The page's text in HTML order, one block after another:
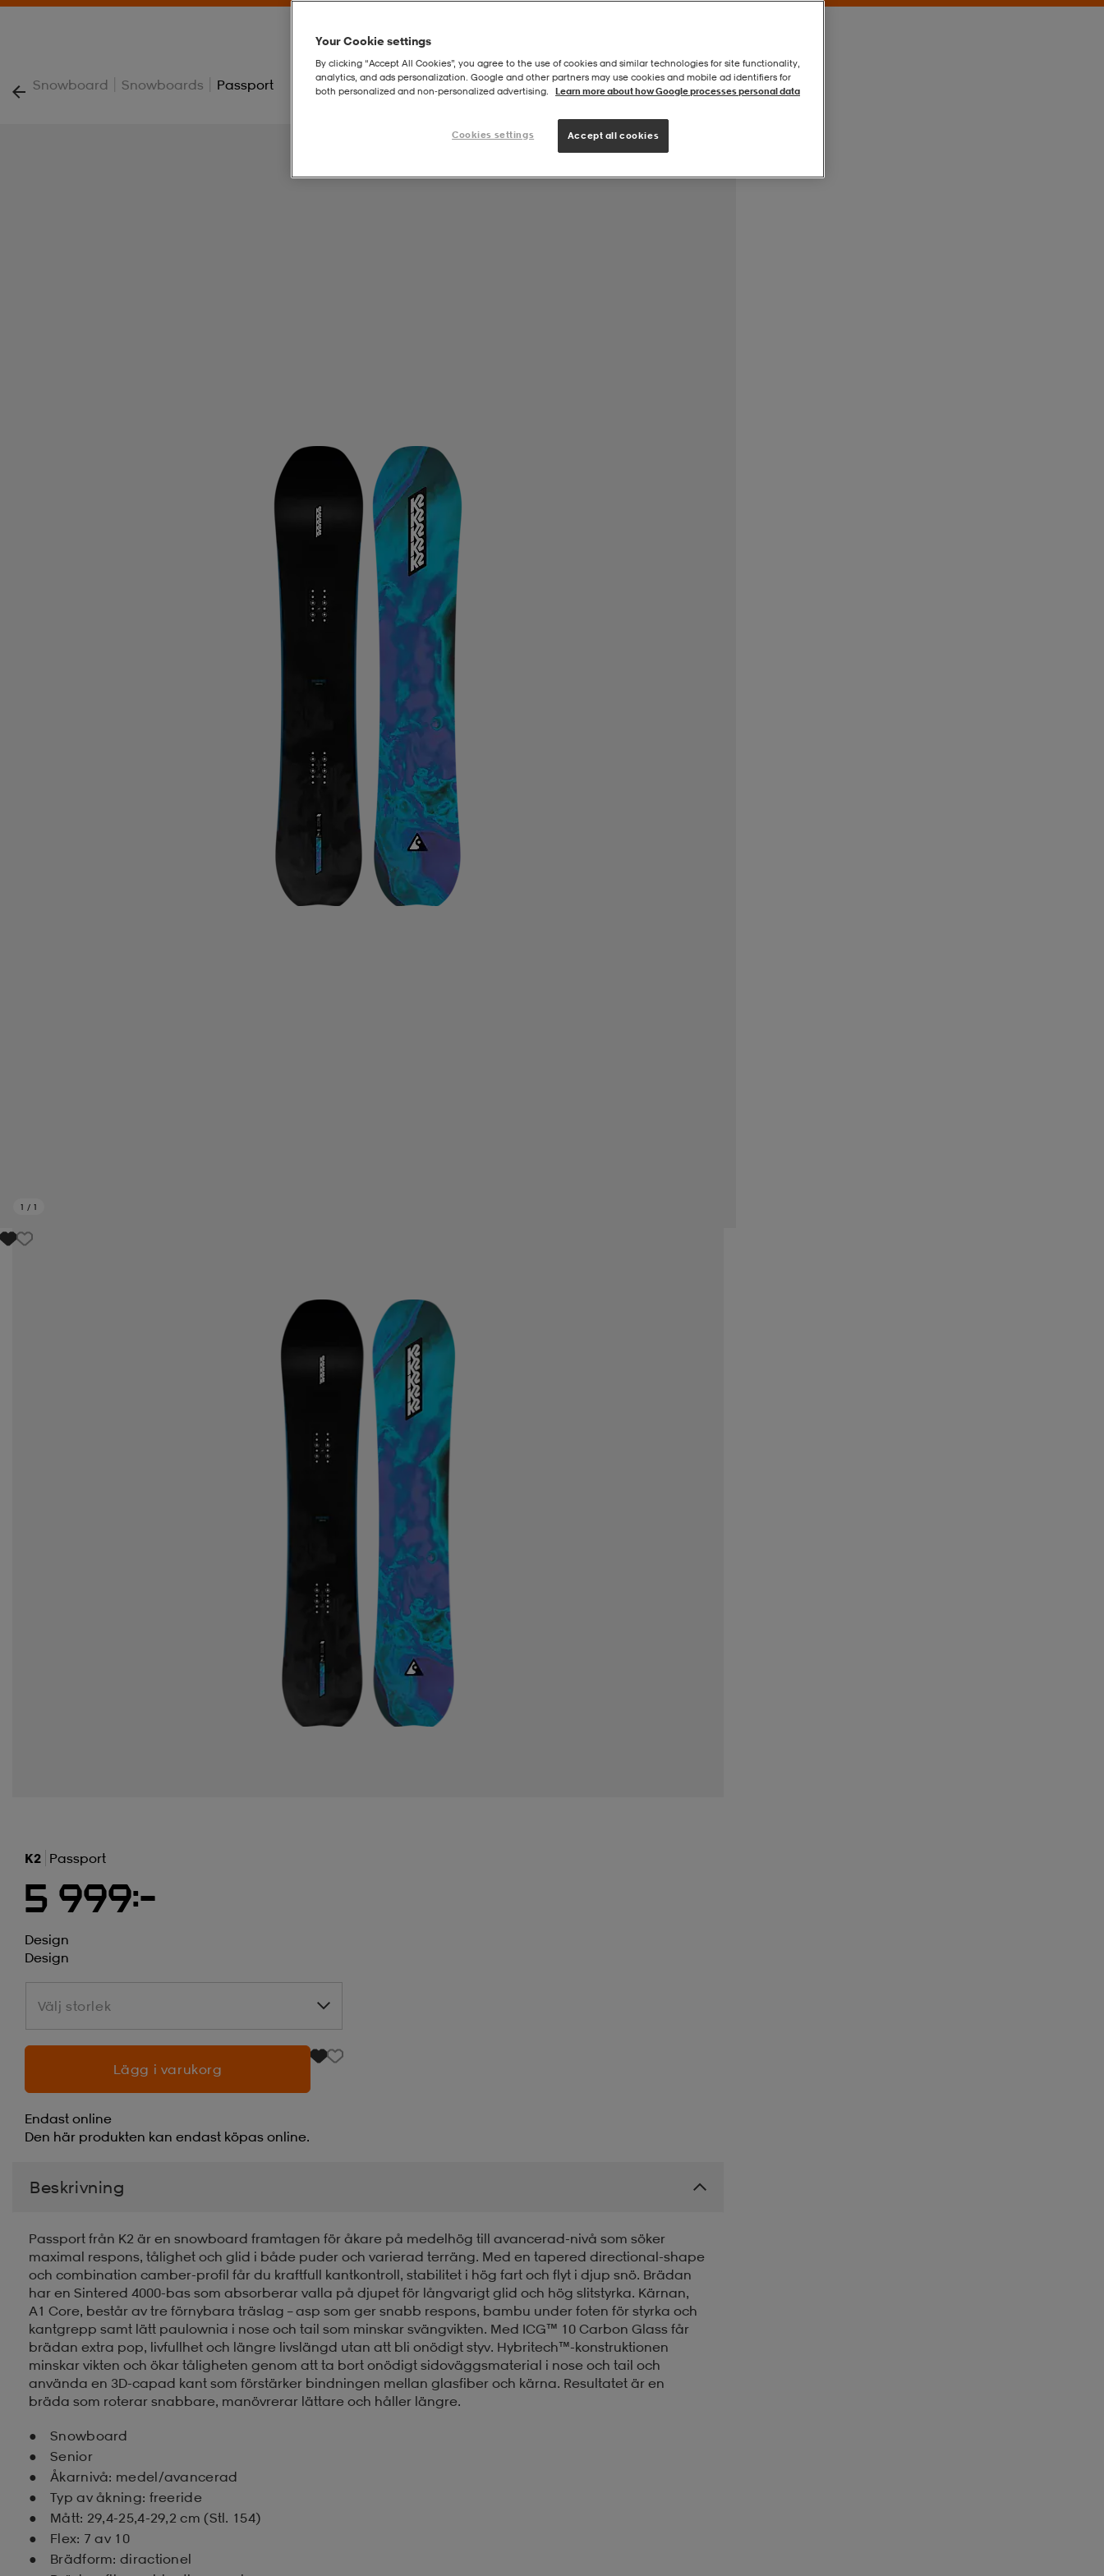
Snowboard | Snowboards | Passport
1 / 1
K2 Passport
5 999:-
Design
Design
Välj storlek
Välj storlek
Lägg i varukorg
Endast online
Den här produkten kan endast köpas online.
Beskrivning
Passport från K2 är en snowboard framtagen för åkare på medelhög till avancerad-nivå som söker
maximal respons, tålighet och glid i både puder och varierad terräng. Med en tapered directional-shape
och combination camber-profil får du kraftfull kantkontroll, stabilitet i hög fart och flyt i djup snö. Brädan
har en Sintered 4000-bas som absorberar valla på djupet för långvarigt glid och hög slitstyrka. Kärnan,
A1 Core, består av tre förnybara träslag – asp som ger snabb respons, bambu under foten för styrka och
kantgrepp samt lätt paulownia i nose och tail som minskar svängvikten. Med ICG™ 10 Carbon Glass får
brädan extra pop, livfullhet och längre livslängd utan att bli onödigt styv. Hybritech™-konstruktionen
minskar vikten och ökar tåligheten genom att ta bort onödigt sidoväggsmaterial i nose och tail och
använda en 3D-capad kant som förstärker bindningen mellan glasfiber och kärna. Resultatet är en
bräda som roterar snabbare, manövrerar lättare och håller längre.
Snowboard
Senior
Åkarnivå: medel/avancerad
Typ av åkning: freeride
Mått: 29,4-25,4-29,2 cm (Stl. 154)
Flex: 7 av 10
Brädform: diractionel
Your Cookie settings
By clicking “Accept All Cookies”, you agree to the use of cookies and similar technologies for site functionality,
analytics, and ads personalization. Google and other partners may use cookies and mobile ad identifiers for
both personalized and non‑personalized advertising.
Learn more about how Google processes personal data
Cookies settings Accept all cookies